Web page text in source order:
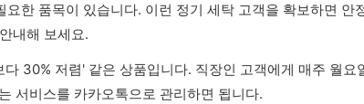
한 품목이 있습니다. 이런 정기 세탁 고객을 확보하면 안
내해 보세요.
30% 저렴' 같은 상품입니다. 직장인 고객에게 매주 월요
서비스를 카카오톡으로 관리하면 됩니다.